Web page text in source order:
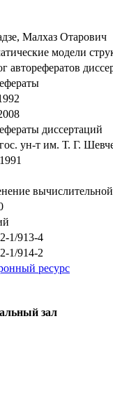
Малхаз Отарович
модели
авторефератов
диссертаций
ун-т им. Т. Г.
вычислительной
1/913-4
1/914-2
ресурс
зал